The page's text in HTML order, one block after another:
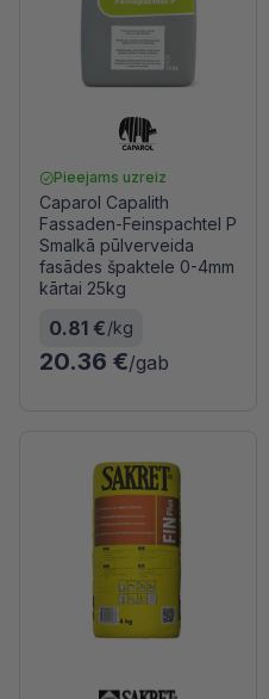
Pieejams uzreiz
Caparol Capalith
Fassaden-Feinspachtel P
Smalkā pūlverveida
fasādes špaktele 0-4mm
kārtai 25kg
0.81 €/kg
20.36 €/gab